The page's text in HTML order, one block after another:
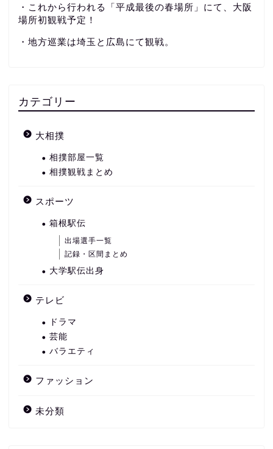
・これから行われる「平成最後の春場所」にて、大阪
場所初観戦予定！
・地方巡業は埼玉と広島にて観戦。
カテゴリー
大相撲
相撲部屋一覧
相撲観戦まとめ
スポーツ
箱根駅伝
出場選手一覧
記録・区間まとめ
大学駅伝出身
テレビ
ドラマ
芸能
バラエティ
ファッション
未分類